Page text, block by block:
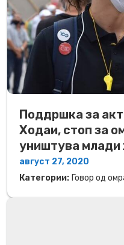
Поддршка за
Ходаи, стоп за
уништува млади
август 27, 2020
Категории: Говор од